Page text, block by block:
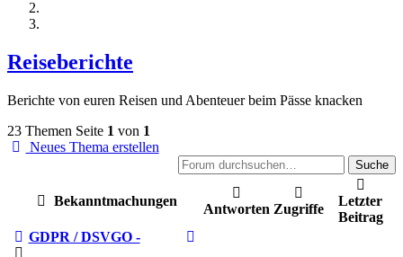
Reiseberichte
Berichte von euren Reisen und Abenteuer beim Pässe knacken
23 Themen Seite 1 von 1
Neues Thema erstellen
Suche
Bekanntmachungen
Antworten Zugriffe
Letzter
Beitrag
GDPR / DSVGO -